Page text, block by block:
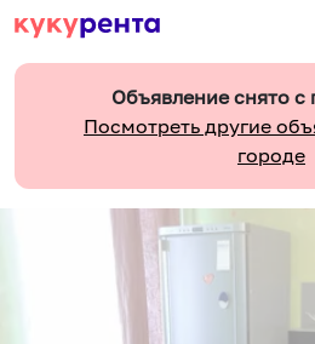
Объявление снято с
Посмотреть другие
городе